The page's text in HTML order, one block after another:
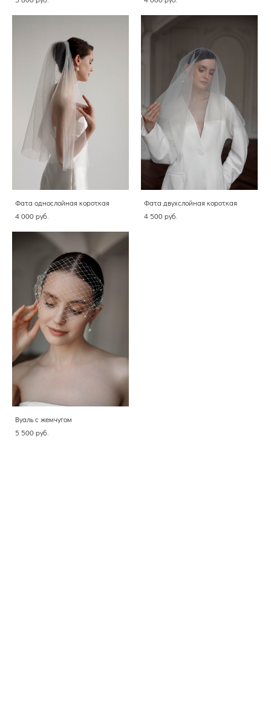
Фата однослойная короткая
4 000 pуб.
Фата двухслойная короткая
4 500 pуб.
Вуаль с жемчугом
5 500 pуб.